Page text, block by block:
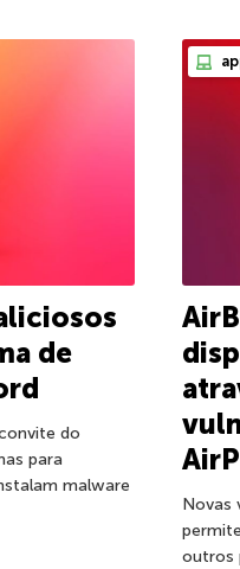
de
do
para
malware
Novas
outros